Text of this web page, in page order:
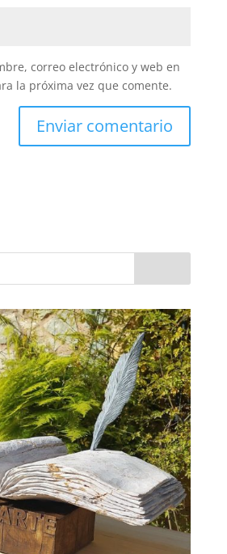
correo electrónico y web en
la próxima vez que comente.